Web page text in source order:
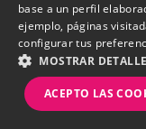
Bebida Shin
Original
Botella Biberón
Kawaii | 200 ml
base a un perfil
ejemplo, páginas
configurar tus
MOSTRAR
ACEPTO LAS